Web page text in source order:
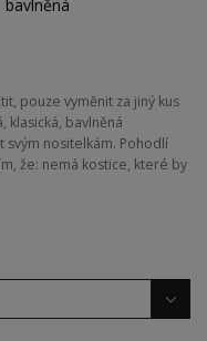
pouze vyměnit za jiný kus
klasická, bavlněná
nositelkám. Pohodlí
že: nemá kostice, které by